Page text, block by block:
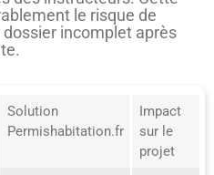
le risque de
incomplet après
Solution
Permishabitation.fr
Impact
sur le
projet